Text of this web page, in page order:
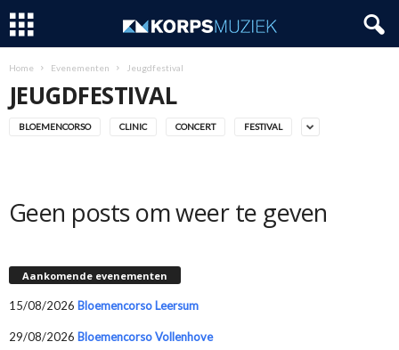
Home Evenementen Jeugdfestival
JEUGDFESTIVAL
BLOEMENCORSO CLINIC CONCERT FESTIVAL
Geen posts om weer te geven
Aankomende evenementen
15/08/2026 Bloemencorso Leersum
29/08/2026 Bloemencorso Vollenhove